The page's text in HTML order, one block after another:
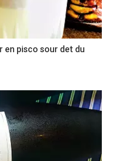
en pisco sour det du